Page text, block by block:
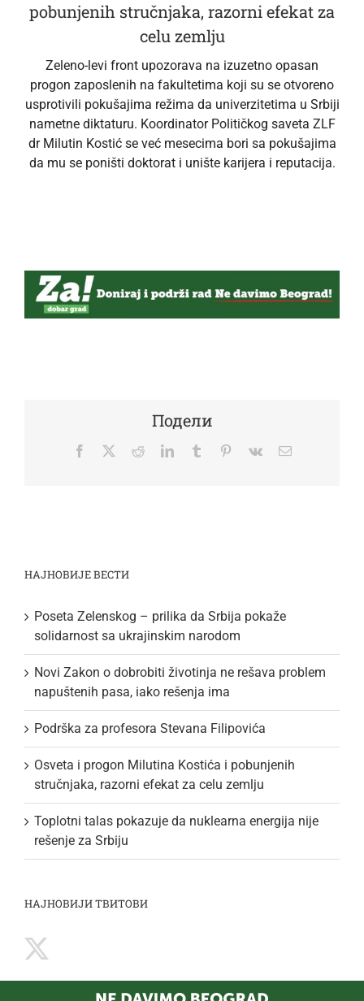
pobunjenih stručnjaka, razorni efekat za
celu zemlju
Zeleno-levi front upozorava na izuzetno opasan
progon zaposlenih na fakultetima koji su se otvoreno
usprotivili pokušajima režima da univerzitetima u Srbiji
nametne diktaturu. Koordinator Političkog saveta ZLF
dr Milutin Kostić se već mesecima bori sa pokušajima
da mu se poništi doktorat i unište karijera i reputacija.
Подели
Facebook
TwitterRedditLinkedInTumblr Pinterest
Vk Email
НАЈНОВИЈЕ ВЕСТИ
Poseta Zelenskog – prilika da Srbija pokaže
solidarnost sa ukrajinskim narodom
Novi Zakon o dobrobiti životinja ne rešava problem
napuštenih pasa, iako rešenja ima
Podrška za profesora Stevana Filipovića
Osveta i progon Milutina Kostića i pobunjenih
stručnjaka, razorni efekat za celu zemlju
Toplotni talas pokazuje da nuklearna energija nije
rešenje za Srbiju
НАЈНОВИЈИ ТВИТОВИ